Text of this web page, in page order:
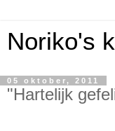
Noriko's
05 oktober, 2011
"Hartelijk